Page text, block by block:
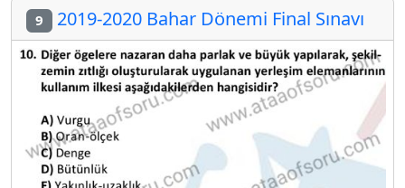
9 2019-2020 Bahar Dönemi Final Sınavı